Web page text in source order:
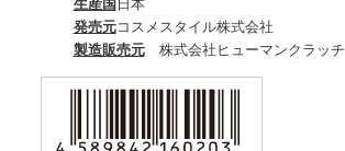
発売元コスメスタイル株式会社
製造販売元株式会社ヒューマンクラッチ